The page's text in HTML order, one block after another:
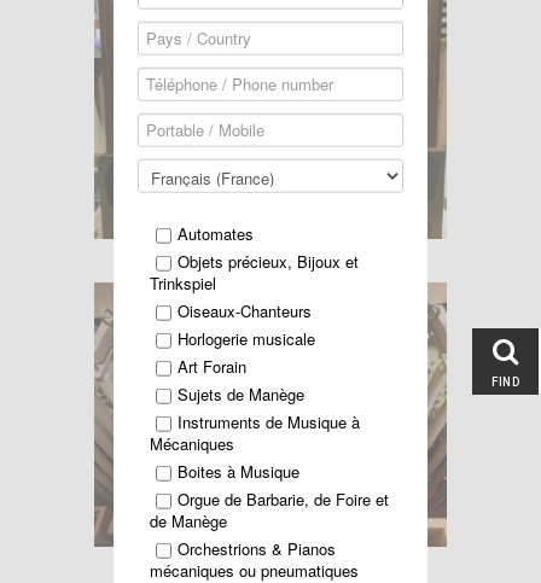
Automates
Objets précieux, Bijoux et
Trinkspiel
Oiseaux-Chanteurs
Horlogerie musicale
Art Forain
Sujets de Manège
Instruments de Musique à
Mécaniques
Boites à Musique
Orgue de Barbarie, de Foire et
de Manège
Orchestrions & Pianos
mécaniques ou pneumatiques
FIND